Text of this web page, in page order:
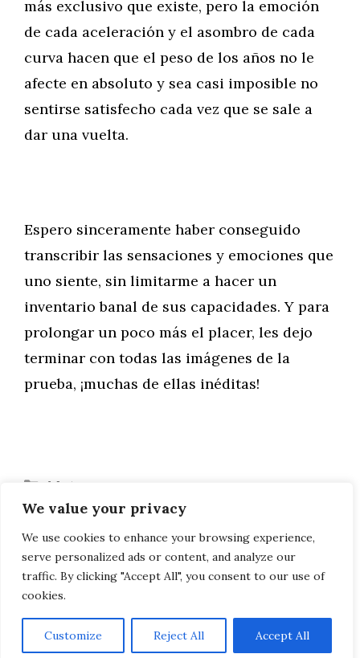
We value your privacy
We use cookies to enhance your browsing experience,
serve personalized ads or content, and analyze our
traffic. By clicking "Accept All", you consent to our use of
cookies.
Customize Reject All Accept All
más exclusivo que existe, pero la emoción
de cada aceleración y el asombro de cada
curva hacen que el peso de los años no le
afecte en absoluto y sea casi imposible no
sentirse satisfecho cada vez que se sale a
dar una vuelta.
Espero sinceramente haber conseguido
transcribir las sensaciones y emociones que
uno siente, sin limitarme a hacer un
inventario banal de sus capacidades. Y para
prolongar un poco más el placer, les dejo
terminar con todas las imágenes de la
prueba, ¡muchas de ellas inéditas!
Categorías
Motor
Mercedes: Una versión S para el AMG GT
Roadster
Peugeot 508 SW: ¡y ahora el familiar!
AVISO LEGAL, POLITICA DE PRIVACIDAD, COOKIES